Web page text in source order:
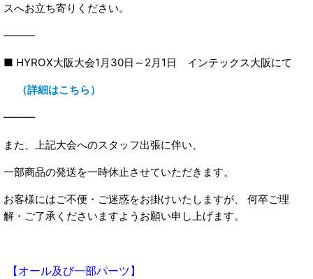
スへお立ち寄りください。
―――
■ HYROX大阪大会1月30日～2月1日 インテックス大阪にて
（詳細はこちら）
―――
また、上記大会へのスタッフ出張に伴い、
一部商品の発送を一時休止させていただきます。
お客様にはご不便・ご迷惑をお掛けいたしますが、 何卒ご理
解・ご了承くださいますようお願い申し上げます。
【オール及び一部パーツ】